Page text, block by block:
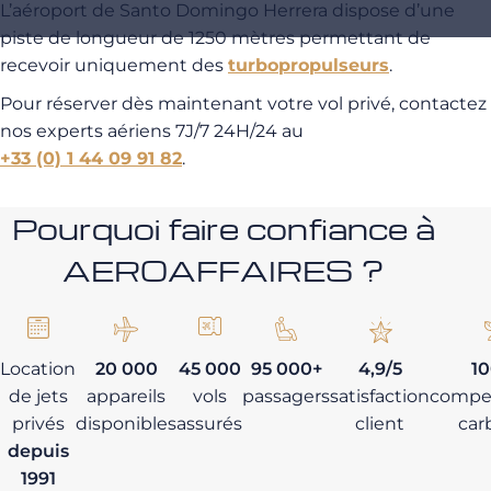
L’aéroport de Santo Domingo Herrera dispose d’une
piste de longueur de 1250 mètres permettant de
recevoir uniquement des turbopropulseurs.
Pour réserver dès maintenant votre vol privé, contactez
nos experts aériens 7J/7 24H/24 au
+33 (0) 1 44 09 91 82.
Pourquoi faire confiance à
AEROAFFAIRES ?
Location
de jets
privés
depuis
1991
20 000
appareils
disponibles
45 000
vols
assurés
95 000+
passagers
4,9/5
satisfaction
client